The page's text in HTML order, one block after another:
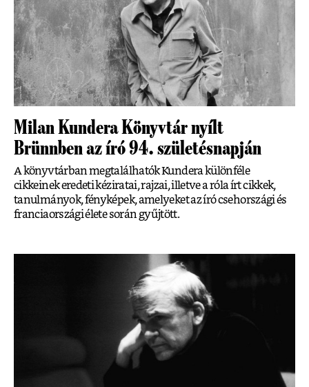
Milan Kundera Könyvtár nyílt
Brünnben az író 94. születésnapján
A könyvtárban megtalálhatók Kundera különféle
cikkeinek eredeti kéziratai, rajzai, illetve a róla írt cikkek,
tanulmányok, fényképek, amelyeket az író csehországi és
franciaországi élete során gyűjtött.